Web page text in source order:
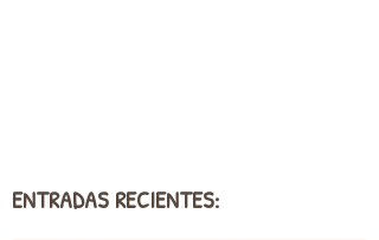
ENTRADAS RECIENTES: